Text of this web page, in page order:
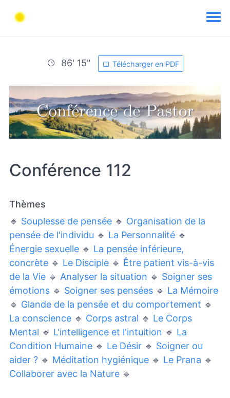
86' 15" Télécharger en PDF
Conférence 112
Thèmes
🔹 Souplesse de pensée 🔹 Organisation de la
pensée de l'individu 🔹 La Personnalité 🔹
Énergie sexuelle 🔹 La pensée inférieure,
concrète 🔹 Le Disciple 🔹 Être patient vis-à-vis
de la Vie 🔹 Analyser la situation 🔹 Soigner ses
émotions 🔹 Soigner ses pensées 🔹 La Mémoire
🔹 Glande de la pensée et du comportement 🔹
La conscience 🔹 Corps astral 🔹 Le Corps
Mental 🔹 L'intelligence et l'intuition 🔹 La
Condition Humaine 🔹 Le Désir 🔹 Soigner ou
aider ? 🔹 Méditation hygiénique 🔹 Le Prana 🔹
Collaborer avec la Nature 🔹